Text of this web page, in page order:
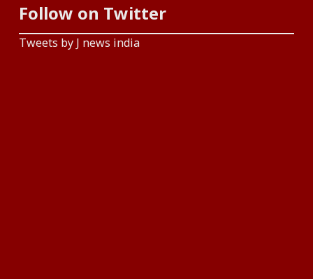
Follow on Twitter
Tweets by J news india